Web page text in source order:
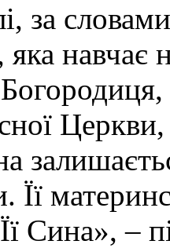
за
навчає
Її
Сина», –